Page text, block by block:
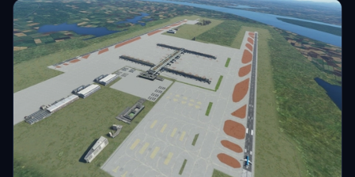
飞机起降16173架次 [1-2]。截至2019年4月，共开通中国国内固定航线
17条，通航城市26个 [3-4]。 2018年，十堰武当山机场旅客吞吐量
118.25万人次，同比增长36.0%；货邮吞吐量0.05万吨；起降架次1.25
万架次，同比增长26.4%；分别位居中国第88、第142、第112位 [5] 。